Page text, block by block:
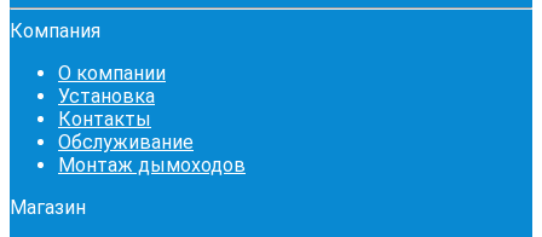
Компания
О компании
Установка
Контакты
Обслуживание
Монтаж дымоходов
Магазин